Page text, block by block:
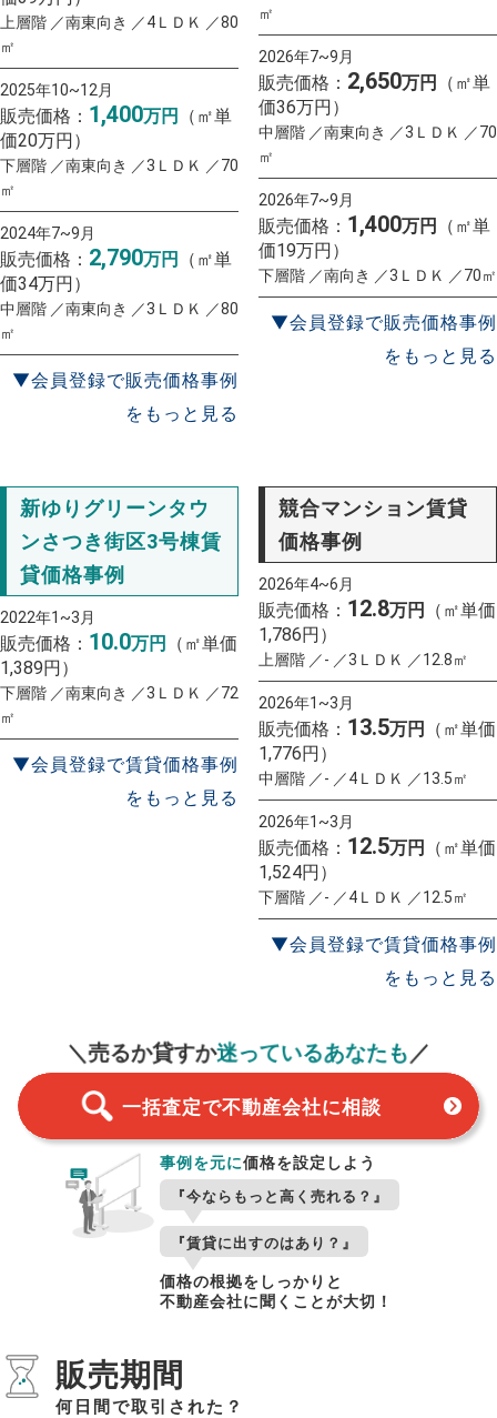
上層階 ／南東向き ／4ＬＤＫ ／80
㎡
2025年10~12月
販売価格： 1,400万円
（㎡単
価20万円）
下層階 ／南東向き ／3ＬＤＫ ／70
㎡
2024年7~9月
販売価格： 2,790万円
（㎡単
価34万円）
中層階 ／南東向き ／3ＬＤＫ ／80
㎡
▼会員登録で販売価格事例
をもっと見る
㎡
2026年7~9月
販売価格： 2,650万円
（㎡単
価36万円）
中層階 ／南東向き ／3ＬＤＫ ／70
㎡
2026年7~9月
販売価格： 1,400万円
（㎡単
価19万円）
下層階 ／南向き ／3ＬＤＫ ／70㎡
▼会員登録で販売価格事例
をもっと見る
新ゆりグリーンタウ
ンさつき街区3号棟賃
貸価格事例
2022年1~3月
販売価格： 10.0万円
（㎡単価
1,389円）
下層階 ／南東向き ／3ＬＤＫ ／72
㎡
▼会員登録で賃貸価格事例
をもっと見る
競合マンション賃貸
価格事例
2026年4~6月
販売価格： 12.8万円
（㎡単価
1,786円）
上層階 ／- ／3ＬＤＫ ／12.8㎡
2026年1~3月
販売価格： 13.5万円
（㎡単価
1,776円）
中層階 ／- ／4ＬＤＫ ／13.5㎡
2026年1~3月
販売価格： 12.5万円
（㎡単価
1,524円）
下層階 ／- ／4ＬＤＫ ／12.5㎡
▼会員登録で賃貸価格事例
をもっと見る
＼売るか貸すか迷っているあなたも ／
一括査定で不動産会社に相談
事例を元に価格を設定しよう
『今ならもっと高く売れる？』
『賃貸に出すのはあり？』
価格の根拠をしっかりと
不動産会社に聞くことが大切！
販売期間
何日間で取引された？